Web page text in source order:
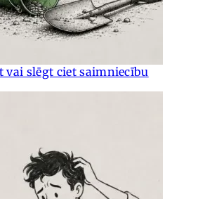
slēgt ciet saimniecību